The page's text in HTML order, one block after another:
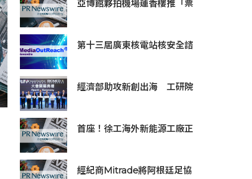
亞博館夥拍機場蓮香樓推「票
第十三屆廣東核電站核安全諮
經濟部助攻新創出海 工研院
夥伴共拓全球商機
首座！徐工海外新能源工廠正
經紀商Mitrade將阿根廷足協